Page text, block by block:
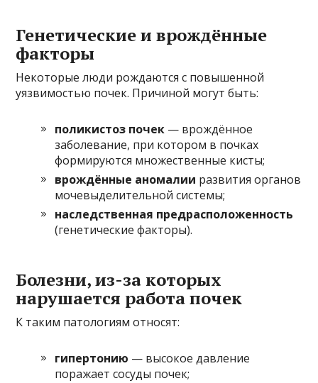
Генетические и врождённые
факторы
Некоторые люди рождаются с повышенной
уязвимостью почек. Причиной могут быть:
поликистоз почек — врождённое
заболевание, при котором в почках
формируются множественные кисты;
врождённые аномалии развития органов
мочевыделительной системы;
наследственная предрасположенность
(генетические факторы).
Болезни, из-за которых
нарушается работа почек
К таким патологиям относят:
гипертонию — высокое давление
поражает сосуды почек;